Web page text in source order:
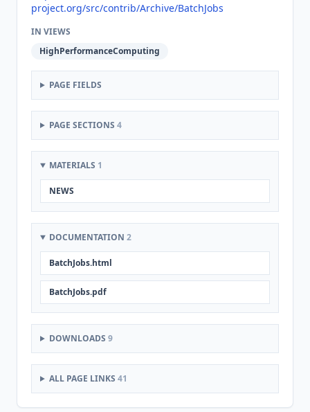
project.org/src/contrib/Archive/BatchJobs
IN VIEWS
HighPerformanceComputing
PAGE FIELDS
PAGE SECTIONS 4
MATERIALS 1
NEWS
DOCUMENTATION 2
BatchJobs.html
BatchJobs.pdf
DOWNLOADS 9
ALL PAGE LINKS 41